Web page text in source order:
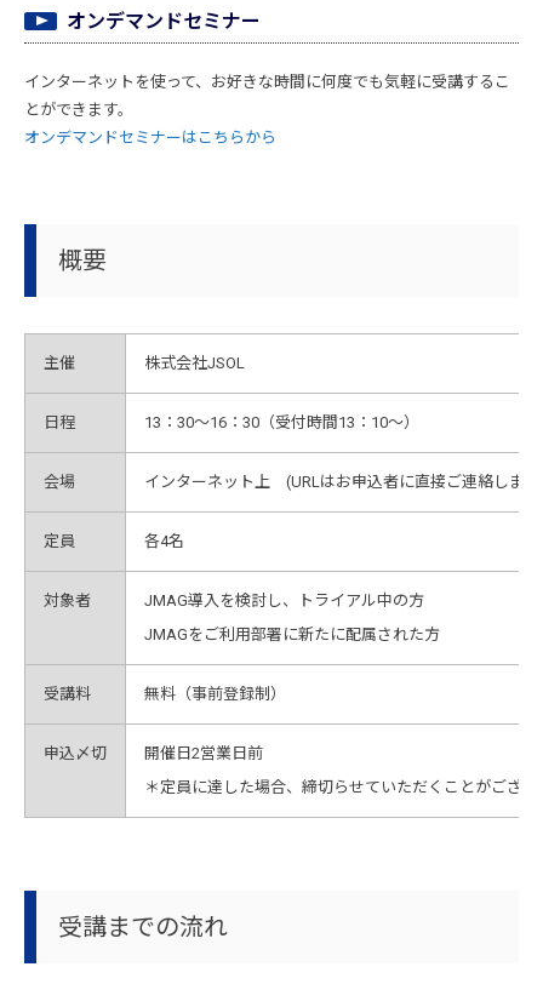
オンデマンドセミナー
インターネットを使って、お好きな時間に何度でも気軽に受講するこ
とができます。
オンデマンドセミナーはこちらから
概要
主催 株式会社JSOL
日程 13：30～16：30（受付時間13：10～）
会場 インターネット上 (URLはお申込者に直接ご連絡しま
定員 各4名
対象者
JMAG導入を検討し、トライアル中の方
JMAGをご利用部署に新たに配属された方
受講料 無料（事前登録制）
申込〆切
開催日2営業日前
＊定員に達した場合、締切らせていただくことがござい
受講までの流れ